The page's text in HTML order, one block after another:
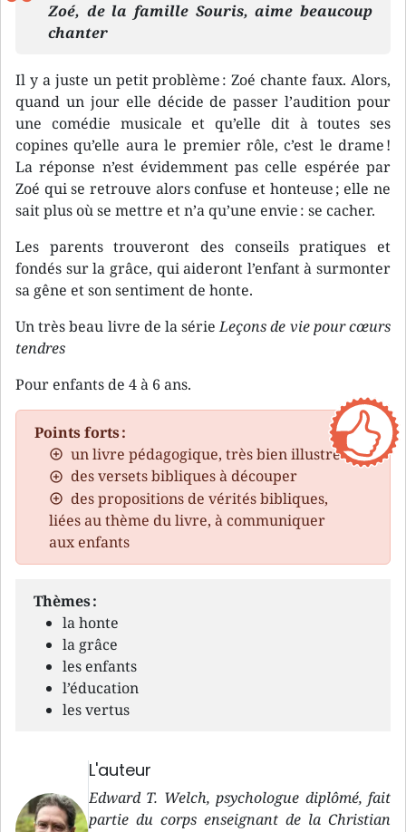
Zoé, de la famille Souris, aime beaucoup
chanter
Il y a juste un petit problème : Zoé chante faux. Alors,
quand un jour elle décide de passer l’audition pour
une comédie musicale et qu’elle dit à toutes ses
copines qu’elle aura le premier rôle, c’est le drame !
La réponse n’est évidemment pas celle espérée par
Zoé qui se retrouve alors confuse et honteuse ; elle ne
sait plus où se mettre et n’a qu’une envie : se cacher.
Les parents trouveront des conseils pratiques et
fondés sur la grâce, qui aideront l’enfant à surmonter
sa gêne et son sentiment de honte.
Un très beau livre de la sérieLeçons de vie pour cœurs
tendres
Pour enfants de 4 à 6 ans.
Points forts :
un livre pédagogique, très bien illustré
des versets bibliques à découper
des propositions de vérités bibliques,
liées au thème du livre, à communiquer
aux enfants
Thèmes :
la honte
la grâce
les enfants
l’éducation
les vertus
L'auteur
Edward T. Welch, psychologue diplômé, fait
partie du corps enseignant de la Christian